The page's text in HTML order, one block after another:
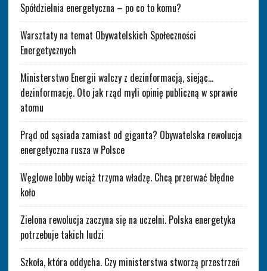
Spółdzielnia energetyczna – po co to komu?
Warsztaty na temat Obywatelskich Społeczności
Energetycznych
Ministerstwo Energii walczy z dezinformacją, siejąc…
dezinformację. Oto jak rząd myli opinię publiczną w sprawie
atomu
Prąd od sąsiada zamiast od giganta? Obywatelska rewolucja
energetyczna rusza w Polsce
Węglowe lobby wciąż trzyma władzę. Chcą przerwać błędne
koło
Zielona rewolucja zaczyna się na uczelni. Polska energetyka
potrzebuje takich ludzi
Szkoła, która oddycha. Czy ministerstwa stworzą przestrzeń